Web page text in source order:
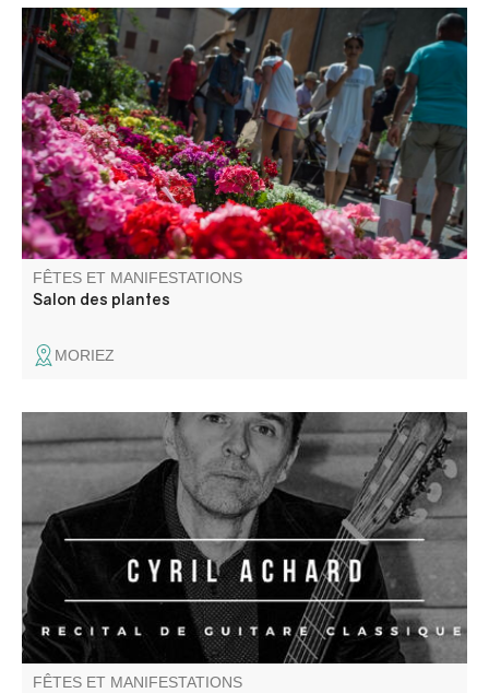
L’association La Fleur de Sel, qui l’organise, redouble
d’effort et d’inventivité : les rues du village prennent des
airs de floralies et se transforment en une véritable
pépinière à ciel ouvert !
FÊTES ET MANIFESTATIONS
Salon des plantes
MORIEZ
Cyril Achard interprète des pièces pour luth par Jean-
Sébastien Bach, adaptation pour guitare.
FÊTES ET MANIFESTATIONS